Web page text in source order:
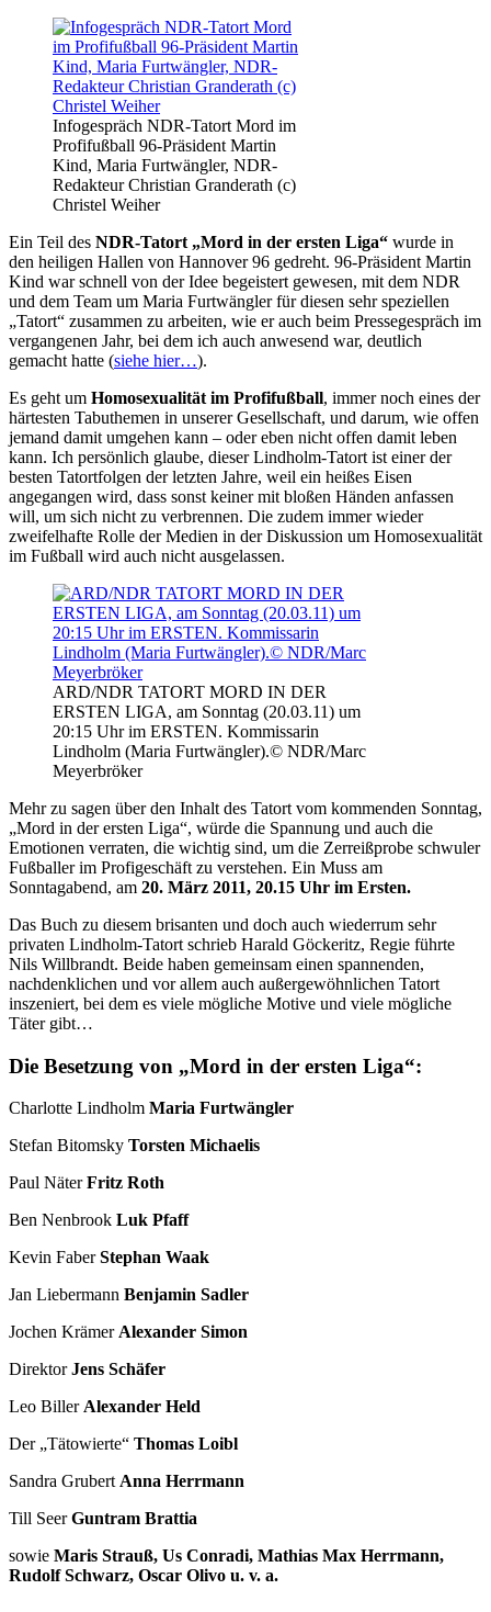
Infogespräch NDR-Tatort Mord im
Profifußball 96-Präsident Martin
Kind, Maria Furtwängler, NDR-
Redakteur Christian Granderath (c)
Christel Weiher
Ein Teil des NDR-Tatort „Mord in der ersten Liga“ wurde in
den heiligen Hallen von Hannover 96 gedreht. 96-Präsident Martin
Kind war schnell von der Idee begeistert gewesen, mit dem NDR
und dem Team um Maria Furtwängler für diesen sehr speziellen
„Tatort“ zusammen zu arbeiten, wie er auch beim Pressegespräch im
vergangenen Jahr, bei dem ich auch anwesend war, deutlich
gemacht hatte (siehe hier…).
Es geht um Homosexualität im Profifußball, immer noch eines der
härtesten Tabuthemen in unserer Gesellschaft, und darum, wie offen
jemand damit umgehen kann – oder eben nicht offen damit leben
kann. Ich persönlich glaube, dieser Lindholm-Tatort ist einer der
besten Tatortfolgen der letzten Jahre, weil ein heißes Eisen
angegangen wird, dass sonst keiner mit bloßen Händen anfassen
will, um sich nicht zu verbrennen. Die zudem immer wieder
zweifelhafte Rolle der Medien in der Diskussion um Homosexualität
im Fußball wird auch nicht ausgelassen.
ARD/NDR TATORT MORD IN DER
ERSTEN LIGA, am Sonntag (20.03.11) um
20:15 Uhr im ERSTEN. Kommissarin
Lindholm (Maria Furtwängler).© NDR/Marc
Meyerbröker
Mehr zu sagen über den Inhalt des Tatort vom kommenden Sonntag,
„Mord in der ersten Liga“, würde die Spannung und auch die
Emotionen verraten, die wichtig sind, um die Zerreißprobe schwuler
Fußballer im Profigeschäft zu verstehen. Ein Muss am
Sonntagabend, am 20. März 2011, 20.15 Uhr im Ersten.
Das Buch zu diesem brisanten und doch auch wiederrum sehr
privaten Lindholm-Tatort schrieb Harald Göckeritz, Regie führte
Nils Willbrandt. Beide haben gemeinsam einen spannenden,
nachdenklichen und vor allem auch außergewöhnlichen Tatort
inszeniert, bei dem es viele mögliche Motive und viele mögliche
Täter gibt…
Die Besetzung von „Mord in der ersten Liga“:
Charlotte Lindholm Maria Furtwängler
Stefan Bitomsky Torsten Michaelis
Paul NäterFritz Roth
Ben Nenbrook Luk Pfaff
Kevin FaberStephan Waak
Jan Liebermann Benjamin Sadler
Jochen Krämer Alexander Simon
DirektorJens Schäfer
Leo Biller Alexander Held
Der „Tätowierte“ Thomas Loibl
Sandra Grubert Anna Herrmann
Till SeerGuntram Brattia
sowie Maris Strauß, Us Conradi, Mathias Max Herrmann,
Rudolf Schwarz, Oscar Olivo u. v. a.